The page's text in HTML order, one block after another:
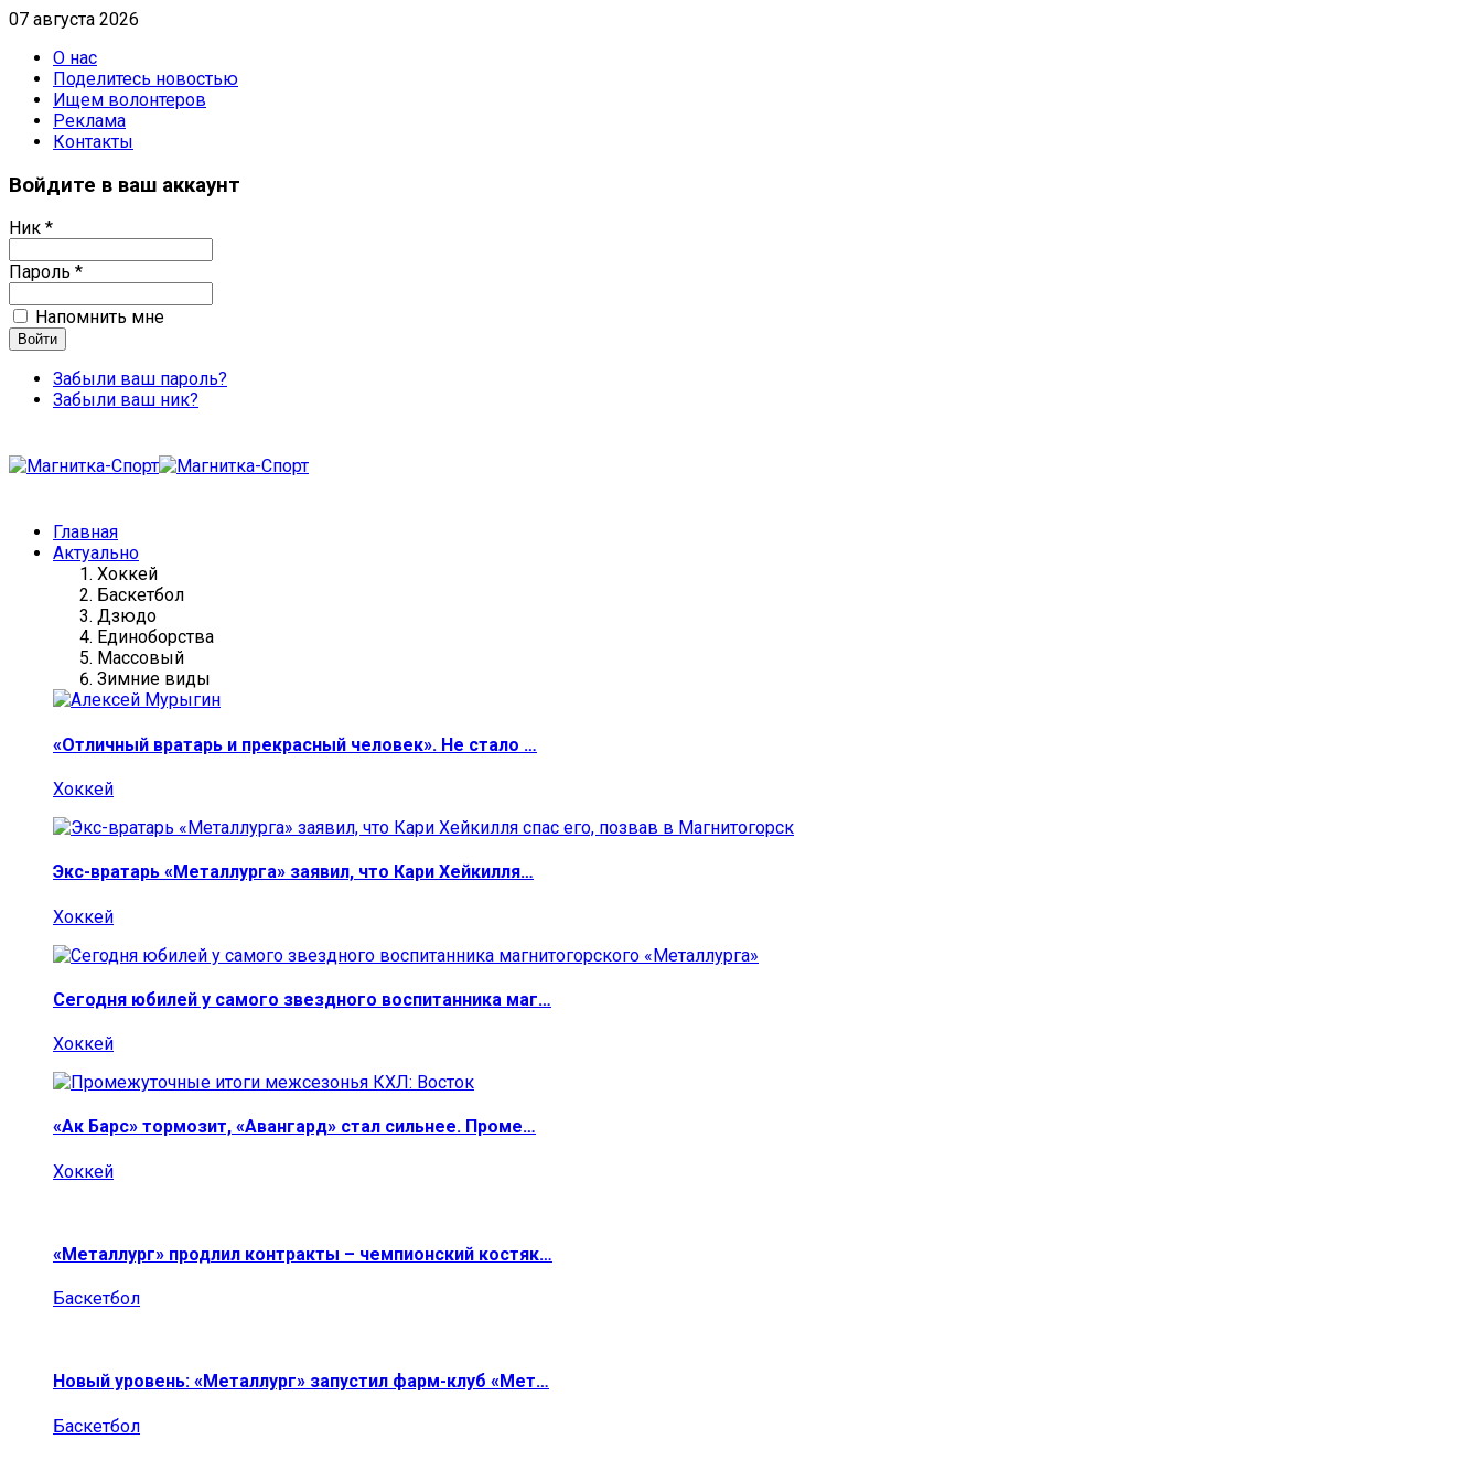
07 августа 2026
О нас
Поделитесь новостью
Ищем волонтеров
Реклама
Контакты
Войдите в ваш аккаунт
Ник *
Пароль *
Напомнить мне
Забыли ваш пароль?
Забыли ваш ник?
Главная
Актуально
Хоккей
Баскетбол
Дзюдо
Единоборства
Массовый
Зимние виды
«Отличный вратарь и прекрасный человек». Не стало …
Хоккей
Экс-вратарь «Металлурга» заявил, что Кари Хейкилля…
Хоккей
Сегодня юбилей у самого звездного воспитанника маг…
Хоккей
«Ак Барс» тормозит, «Авангард» стал сильнее. Проме…
Хоккей
«Металлург» продлил контракты – чемпионский костяк…
Баскетбол
Новый уровень: «Металлург» запустил фарм-клуб «Мет…
Баскетбол